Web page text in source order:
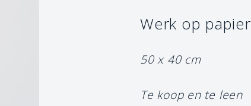
Werk op papier
50 x 40 cm
Te koop en te leen